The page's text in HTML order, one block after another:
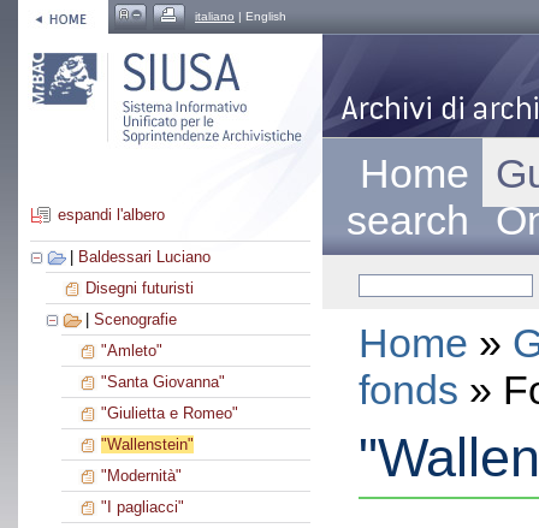
italiano | English
espandi l'albero
Baldessari Luciano
Disegni futuristi
Scenografie
"Amleto"
"Santa Giovanna"
"Giulietta e Romeo"
"Wallenstein"
"Modernità"
"I pagliacci"
Home
search
Home »
fonds »